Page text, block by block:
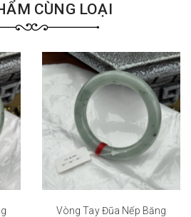
CÙNG LOẠI
Vòng Tay Đũa Nếp Băng